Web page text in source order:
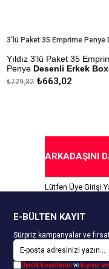
3'lü
Yıldız 3'lü Paket 35
PenyeDesenli Erkek
Modal Kumaştan Üretilmiştir.
Kapıda Ödeme Seçeneği
₺663,02
₺729,32
ARKADAŞINI
Lütfen Üye Girişi
E-BÜLTEN KAYIT
Sürpriz kampanyalar ve
Üyelik koşullarınıve kişisel